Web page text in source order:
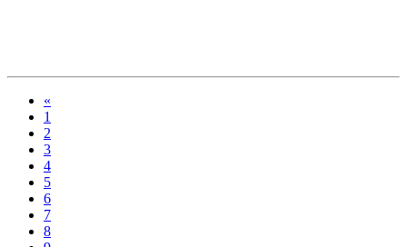
«
1
2
3
4
5
6
7
8